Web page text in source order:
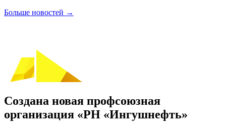
Больше новостей →
Создана новая профсоюзная
организация «РН «Ингушнефть»